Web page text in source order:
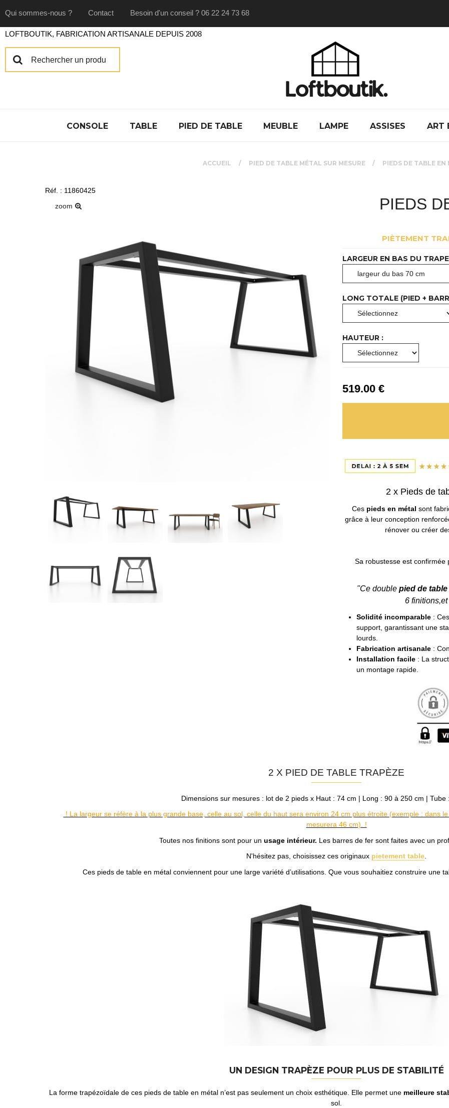
Qui sommes-nous ? Contact Besoin d'un conseil ? 06 22 24 73 68
CONSOLE TABLE PIED DE TABLE MEUBLE LAMPE ASSISES ART
ACCUEIL PIED DE TABLE MÉTAL SUR MESURE PIEDS DE TABLE EN
Réf. : 11860425
zoom
PIEDS
PIÈTEMENT
LARGEUR EN BAS DU
LONG TOTALE (PIED +
HAUTEUR :
519.00€
2 x Pieds de
Ces pieds en métal sont
grâce à leur conception
rénover ou créer
Sa robustesse est
"Ce double pied de
6
Solidité incomparable: Ces
support, garantissant une
lourds.
Fabrication artisanale:
Installation facile: La
un montage rapide.
2 X PIED DE TABLE TRAPÈZE
Dimensions sur mesures : lot de 2 pieds x Haut : 74 cm | Long : 90 à 250 cm | Tube
! La largeur se réfère à la plus grande base, celle au sol, celle du haut sera environ 24 cm plus étroite (exemple : dans
mesurera 46 cm). !
Toutes nos finitions sont pour un usage intérieur. Les barres de fer sont faites avec un
N'hésitez pas, choisissez ces originaux pietement table
Ces pieds de table en métal conviennent pour une large variété d’utilisations. Que vous souhaitiez construire une
UN DESIGN TRAPÈZE POUR PLUS DE STABILITÉ
La forme trapézoïdale de ces pieds de table en métal n’est pas seulement un choix esthétique. Elle permet une meilleure
sol.
LOFTBOUTIK, FABRICATION ARTISANALE DEPUIS 2008